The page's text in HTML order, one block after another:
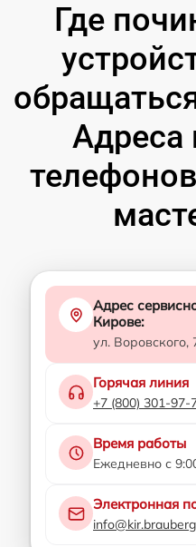
Где
Адреса
Адрес
Кирове:
ул. Воровского,
Горячая линия
+7 (800) 301-97-
Время работы
Ежедневно с
Электронная